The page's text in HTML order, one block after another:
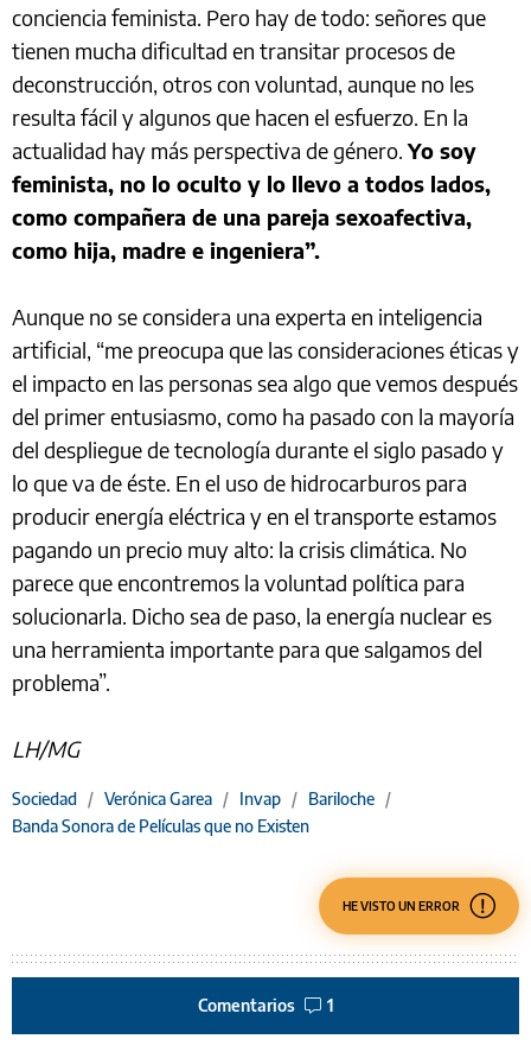
conciencia feminista. Pero hay de todo: señores que
tienen mucha dificultad en transitar procesos de
deconstrucción, otros con voluntad, aunque no les
resulta fácil y algunos que hacen el esfuerzo. En la
actualidad hay más perspectiva de género.Yo soy
feminista, no lo oculto y lo llevo a todos lados,
como compañera de una pareja sexoafectiva,
como hija, madre e ingeniera”.
Aunque no se considera una experta en inteligencia
artificial, “me preocupa que las consideraciones éticas y
el impacto en las personas sea algo que vemos después
del primer entusiasmo, como ha pasado con la mayoría
del despliegue de tecnología durante el siglo pasado y
lo que va de éste. En el uso de hidrocarburos para
producir energía eléctrica y en el transporte estamos
pagando un precio muy alto: la crisis climática. No
parece que encontremos la voluntad política para
solucionarla. Dicho sea de paso, la energía nuclear es
una herramienta importante para que salgamos del
problema”.
LH/MG
Sociedad / Verónica Garea / Invap / Bariloche /
Banda Sonora de Películas que no Existen
HE VISTO UN ERROR
Comentarios 1